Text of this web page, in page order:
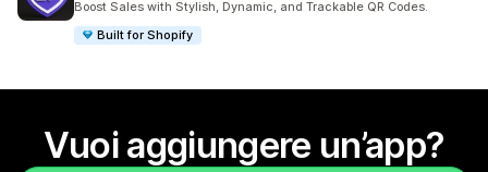
Boost Sales with Stylish, Dynamic, and Trackable QR Codes.
Built for Shopify
Vuoi aggiungere un’app?